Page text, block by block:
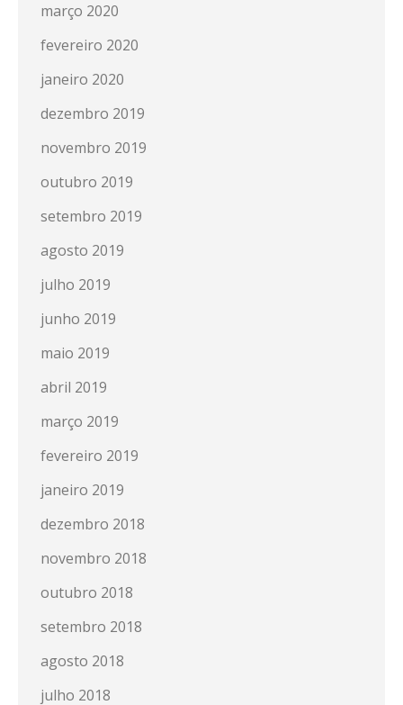
março 2020
fevereiro 2020
janeiro 2020
dezembro 2019
novembro 2019
outubro 2019
setembro 2019
agosto 2019
julho 2019
junho 2019
maio 2019
abril 2019
março 2019
fevereiro 2019
janeiro 2019
dezembro 2018
novembro 2018
outubro 2018
setembro 2018
agosto 2018
julho 2018